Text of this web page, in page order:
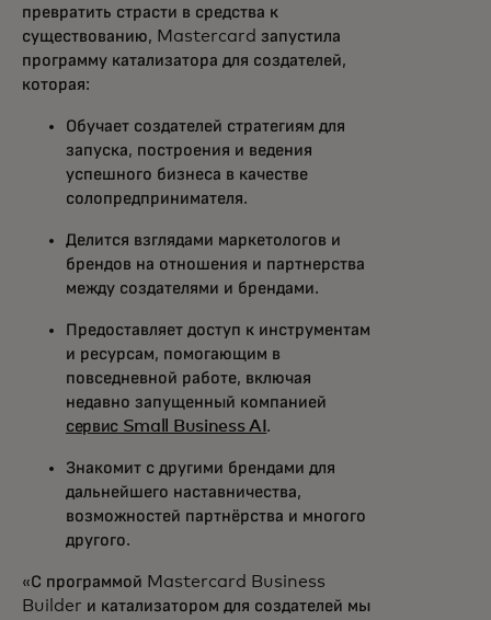
превратить страсти в средства к
существованию, Mastercard запустила
программу катализатора для создателей,
которая:
Обучает создателей стратегиям для
запуска, построения и ведения
успешного бизнеса в качестве
солопредпринимателя.
Делится взглядами маркетологов и
брендов на отношения и партнерства
между создателями и брендами.
Предоставляет доступ к инструментам
и ресурсам, помогающим в
повседневной работе, включая
недавно запущенный компанией
сервис Small Business AI .
Знакомит с другими брендами для
дальнейшего наставничества,
возможностей партнёрства и многого
другого.
«С программой Mastercard Business
Builder и катализатором для создателей мы